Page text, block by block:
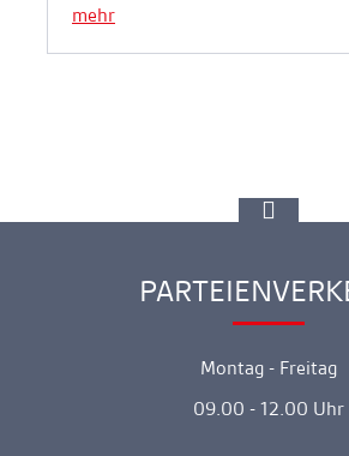
mehr
Ankerlink
Montag - Freitag
09.00 - 12.00 Uhr
zur